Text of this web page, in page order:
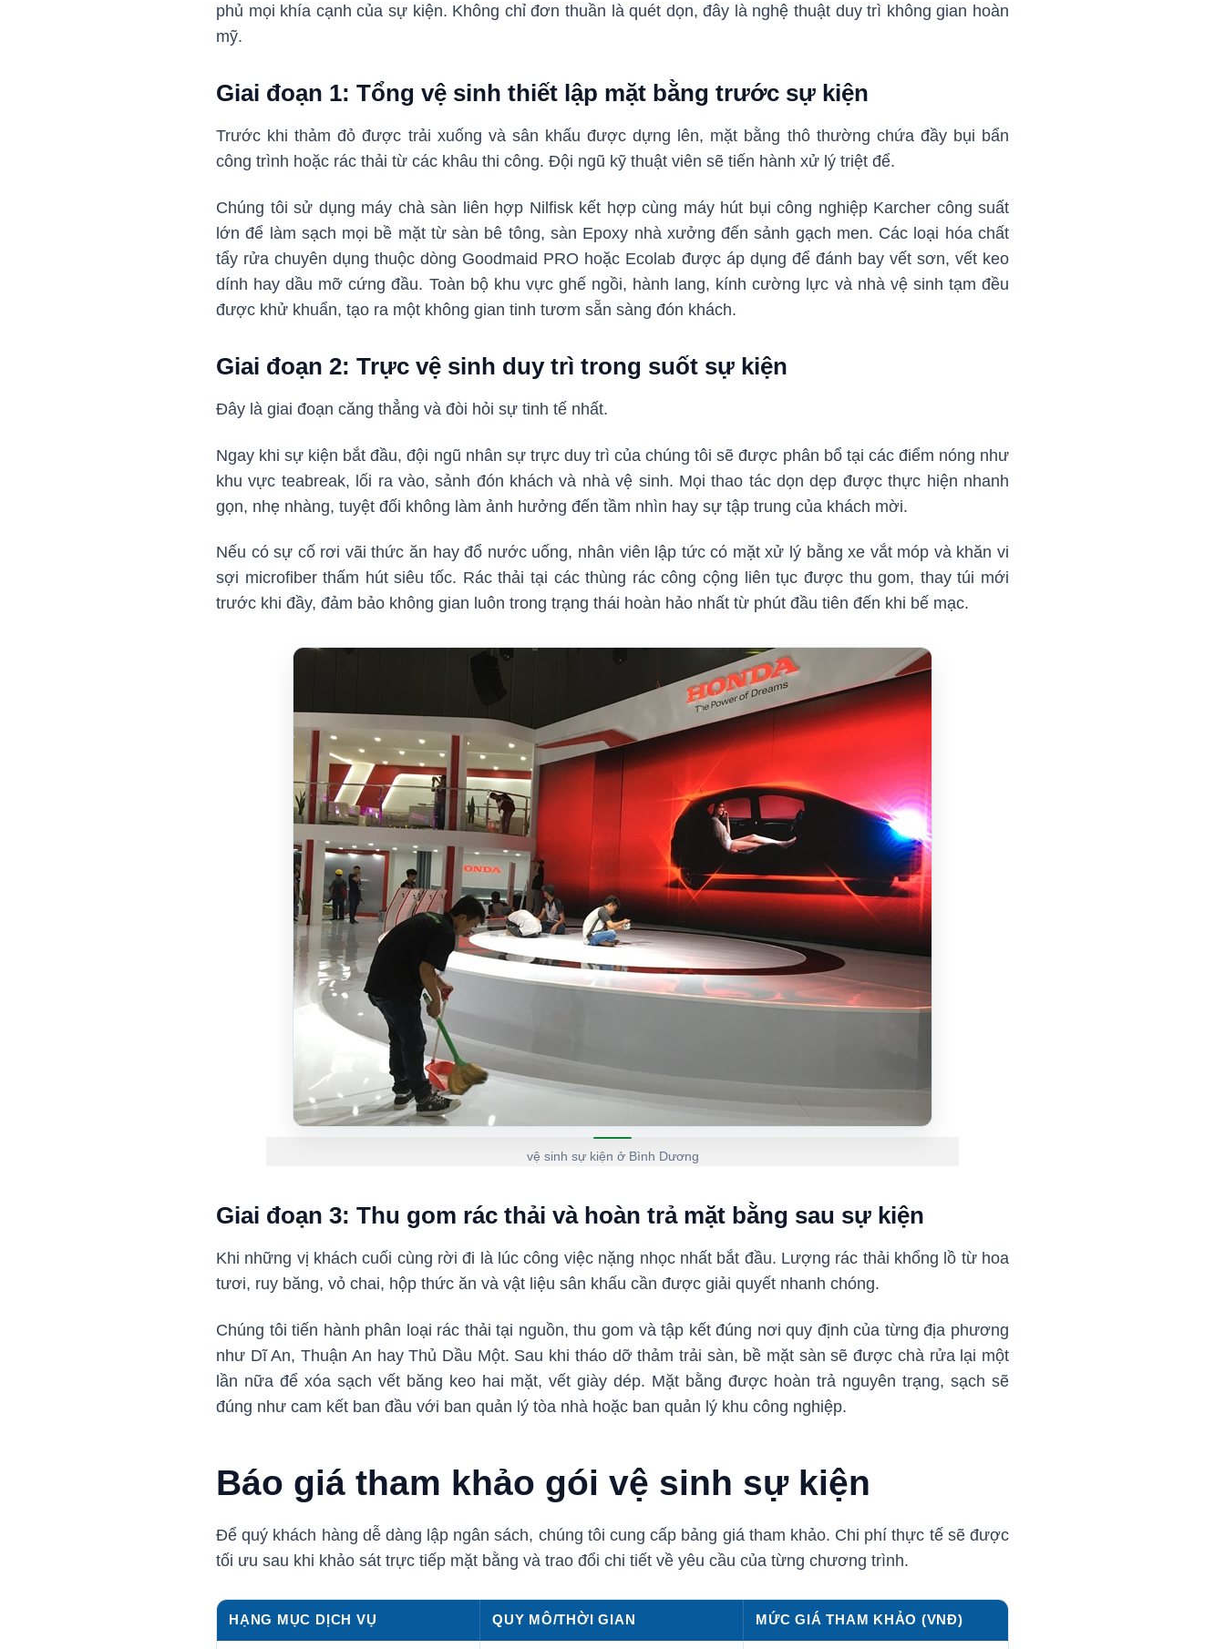
phủ mọi khía cạnh của sự kiện. Không chỉ đơn thuần là quét dọn, đây là nghệ thuật duy trì không gian hoàn
mỹ.
Giai đoạn 1: Tổng vệ sinh thiết lập mặt bằng trước sự kiện
Trước khi thảm đỏ được trải xuống và sân khấu được dựng lên, mặt bằng thô thường chứa đầy bụi bẩn
công trình hoặc rác thải từ các khâu thi công. Đội ngũ kỹ thuật viên sẽ tiến hành xử lý triệt để.
Chúng tôi sử dụng máy chà sàn liên hợp Nilfisk kết hợp cùng máy hút bụi công nghiệp Karcher công suất
lớn để làm sạch mọi bề mặt từ sàn bê tông, sàn Epoxy nhà xưởng đến sảnh gạch men. Các loại hóa chất
tẩy rửa chuyên dụng thuộc dòng Goodmaid PRO hoặc Ecolab được áp dụng để đánh bay vết sơn, vết keo
dính hay dầu mỡ cứng đầu. Toàn bộ khu vực ghế ngồi, hành lang, kính cường lực và nhà vệ sinh tạm đều
được khử khuẩn, tạo ra một không gian tinh tươm sẵn sàng đón khách.
Giai đoạn 2: Trực vệ sinh duy trì trong suốt sự kiện
Đây là giai đoạn căng thẳng và đòi hỏi sự tinh tế nhất.
Ngay khi sự kiện bắt đầu, đội ngũ nhân sự trực duy trì của chúng tôi sẽ được phân bổ tại các điểm nóng như
khu vực teabreak, lối ra vào, sảnh đón khách và nhà vệ sinh. Mọi thao tác dọn dẹp được thực hiện nhanh
gọn, nhẹ nhàng, tuyệt đối không làm ảnh hưởng đến tầm nhìn hay sự tập trung của khách mời.
Nếu có sự cố rơi vãi thức ăn hay đổ nước uống, nhân viên lập tức có mặt xử lý bằng xe vắt móp và khăn vi
sợi microfiber thấm hút siêu tốc. Rác thải tại các thùng rác công cộng liên tục được thu gom, thay túi mới
trước khi đầy, đảm bảo không gian luôn trong trạng thái hoàn hảo nhất từ phút đầu tiên đến khi bế mạc.
vệ sinh sự kiện ở Bình Dương
Giai đoạn 3: Thu gom rác thải và hoàn trả mặt bằng sau sự kiện
Khi những vị khách cuối cùng rời đi là lúc công việc nặng nhọc nhất bắt đầu. Lượng rác thải khổng lồ từ hoa
tươi, ruy băng, vỏ chai, hộp thức ăn và vật liệu sân khấu cần được giải quyết nhanh chóng.
Chúng tôi tiến hành phân loại rác thải tại nguồn, thu gom và tập kết đúng nơi quy định của từng địa phương
như Dĩ An, Thuận An hay Thủ Dầu Một. Sau khi tháo dỡ thảm trải sàn, bề mặt sàn sẽ được chà rửa lại một
lần nữa để xóa sạch vết băng keo hai mặt, vết giày dép. Mặt bằng được hoàn trả nguyên trạng, sạch sẽ
đúng như cam kết ban đầu với ban quản lý tòa nhà hoặc ban quản lý khu công nghiệp.
Báo giá tham khảo gói vệ sinh sự kiện
Để quý khách hàng dễ dàng lập ngân sách, chúng tôi cung cấp bảng giá tham khảo. Chi phí thực tế sẽ được
tối ưu sau khi khảo sát trực tiếp mặt bằng và trao đổi chi tiết về yêu cầu của từng chương trình.
HẠNG MỤC DỊCH VỤ QUY MÔ/THỜI GIAN MỨC GIÁ THAM KHẢO (VNĐ)